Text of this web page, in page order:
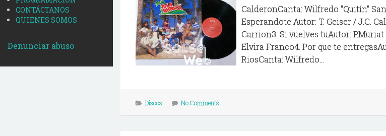
CONTÁCTANOS
QUIENES SOMOS
Denunciar abuso
CalderonCanta: Wilfredo "Quitín"
Esperandote Autor: T. Geiser / J.C.
Carrion3. Si vuelves tuAutor:
Elvira Franco4. Por que te
RiosCanta: Wilfredo...
Discos No Comments